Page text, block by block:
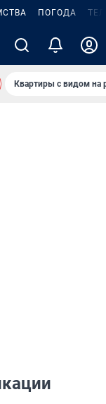
ПОГОДА
Квартиры с видом на